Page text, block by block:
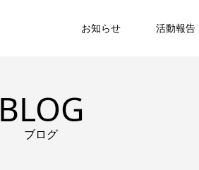
お知らせ 活動報告
BLOG
ブログ